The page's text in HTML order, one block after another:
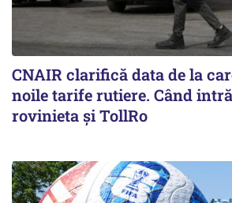
CNAIR clarifică data de la
noile tarife rutiere. Când
rovinieta și TollRo